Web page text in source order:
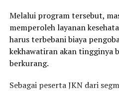
skema cicilan yang fleksibel
karena saya bisa mencicil
Saya juga bersyukur
memberikan perlindungan
yang membutuhkan,” katanya.
Elok mengaku sangat
Melalui program tersebut,
memperoleh layanan
harus terbebani biaya
kekhawatiran akan tingginya
berkurang.
Sebagai peserta JKN dari